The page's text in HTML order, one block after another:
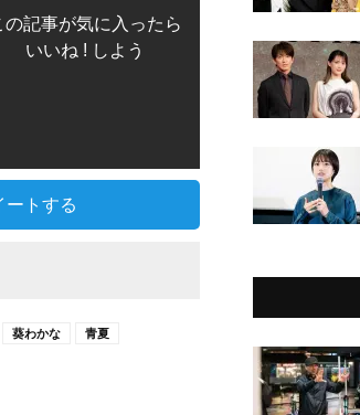
の記事が気に入ったら
いいね ! しよう
ートする
葵わかな 青夏